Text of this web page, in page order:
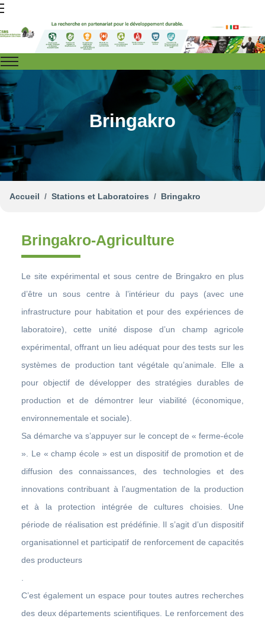
Bringakro
Accueil Stations et Laboratoires Bringakro
Bringakro-Agriculture
Le site expérimental et sous centre de Bringakro en plus
d’être un sous centre à l’intérieur du pays (avec une
infrastructure pour habitation et pour des expériences de
laboratoire), cette unité dispose d’un champ agricole
expérimental, offrant un lieu adéquat pour des tests sur les
systèmes de production tant végétale qu’animale. Elle a
pour objectif de développer des stratégies durables de
production et de démontrer leur viabilité (économique,
environnementale et sociale).
Sa démarche va s’appuyer sur le concept de « ferme-école
». Le « champ école » est un dispositif de promotion et de
diffusion des connaissances, des technologies et des
innovations contribuant à l’augmentation de la production
et à la protection intégrée de cultures choisies. Une
période de réalisation est prédéfinie. Il s’agit d’un dispositif
organisationnel et participatif de renforcement de capacités
des producteurs
C’est également un espace pour toutes autres recherches
des deux départements scientifiques. Le renforcement des